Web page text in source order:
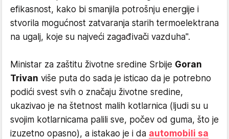
efikasnost, kako bi smanjila potrošnju energije i
stvorila mogućnost zatvaranja starih termoelektrana
na ugalj, koje su najveći zagađivači vazduha".
Ministar za zaštitu životne sredine Srbije Goran
Trivan više puta do sada je isticao da je potrebno
podići svest svih o značaju životne sredine,
ukazivao je na štetnost malih kotlarnica (ljudi su u
svojim kotlarnicama palili sve, počev od guma, što je
izuzetno opasno), a istakao je i da automobili sa